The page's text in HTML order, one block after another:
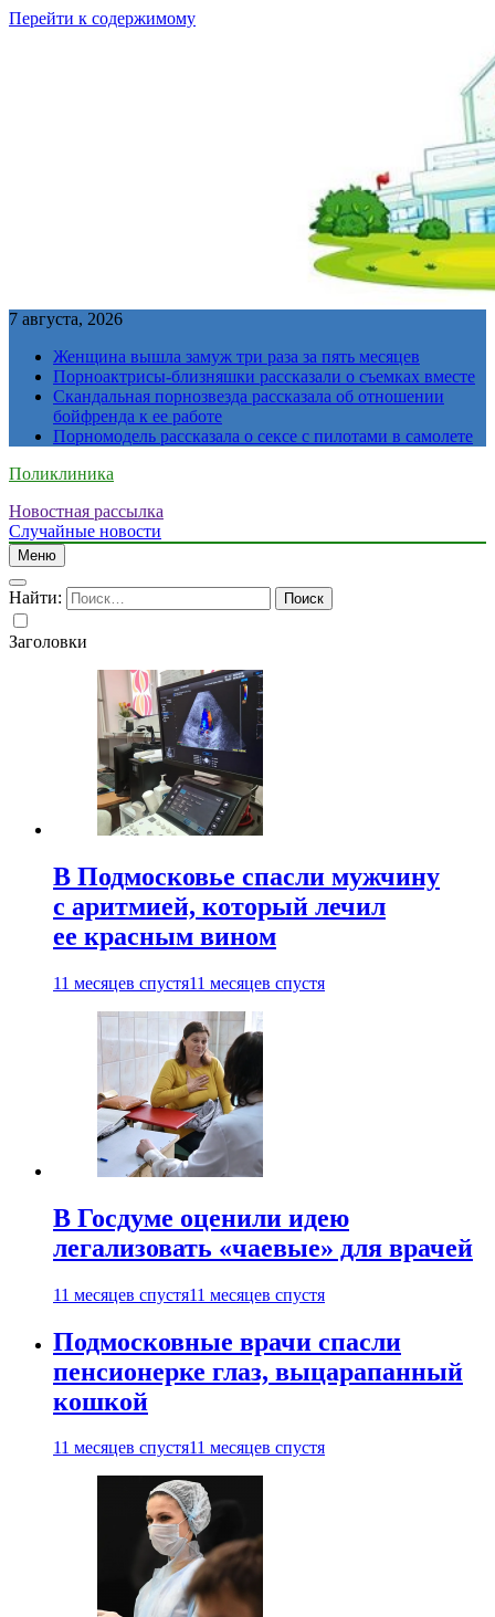
Перейти к содержимому
7 августа, 2026
Женщина вышла замуж три раза за пять месяцев
Порноактрисы-близняшки рассказали о съемках вместе
Скандальная порнозвезда рассказала об отношении
бойфренда к ее работе
Порномодель рассказала о сексе с пилотами в самолете
Поликлиника
Новостная рассылка
Случайные новости
Меню
Найти:
Заголовки
В Подмосковье спасли мужчину
с аритмией, который лечил
ее красным вином
11 месяцев спустя11 месяцев спустя
В Госдуме оценили идею
легализовать «чаевые» для врачей
11 месяцев спустя11 месяцев спустя
Подмосковные врачи спасли
пенсионерке глаз, выцарапанный
кошкой
11 месяцев спустя11 месяцев спустя